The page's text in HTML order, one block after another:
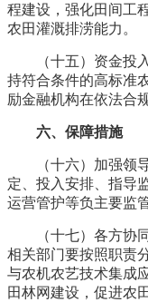
程建设，强化田间工
农田灌溉排涝能力。
（十五）资金
持符合条件的高标准
励金融机构在依法合
六、保障措施
（十六）加强
定、投入安排、指导
运营管护等负主要监
（十七）各方协
相关部门要按照职责
与农机农艺技术集成
田林网建设，促进农